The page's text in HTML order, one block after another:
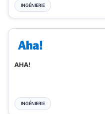
INGÉNIERIE
AHA!
INGÉNIERIE